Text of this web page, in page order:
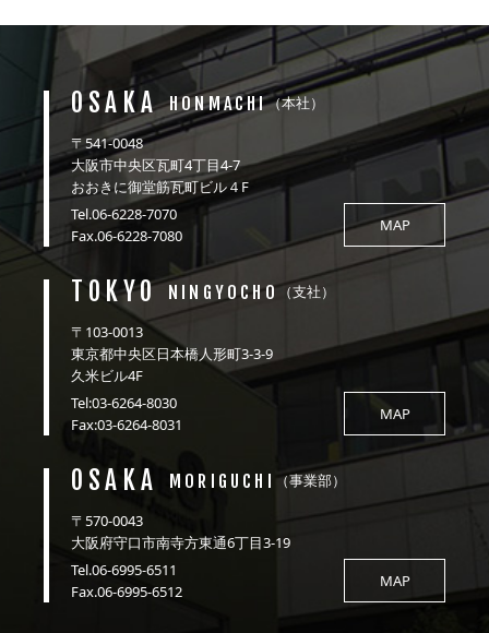
OSAKA HONMACHI（本社）
〒541-0048
大阪市中央区瓦町4丁目4-7
おおきに御堂筋瓦町ビル４F
Tel.06-6228-7070
Fax.06-6228-7080
MAP
TOKYO NINGYOCHO（支社）
〒103-0013
東京都中央区日本橋人形町3-3-9
久米ビル4F
Tel:03-6264-8030
Fax:03-6264-8031
MAP
OSAKA MORIGUCHI （事業部）
〒570-0043
大阪府守口市南寺方東通6丁目3-19
Tel.06-6995-6511
Fax.06-6995-6512
MAP